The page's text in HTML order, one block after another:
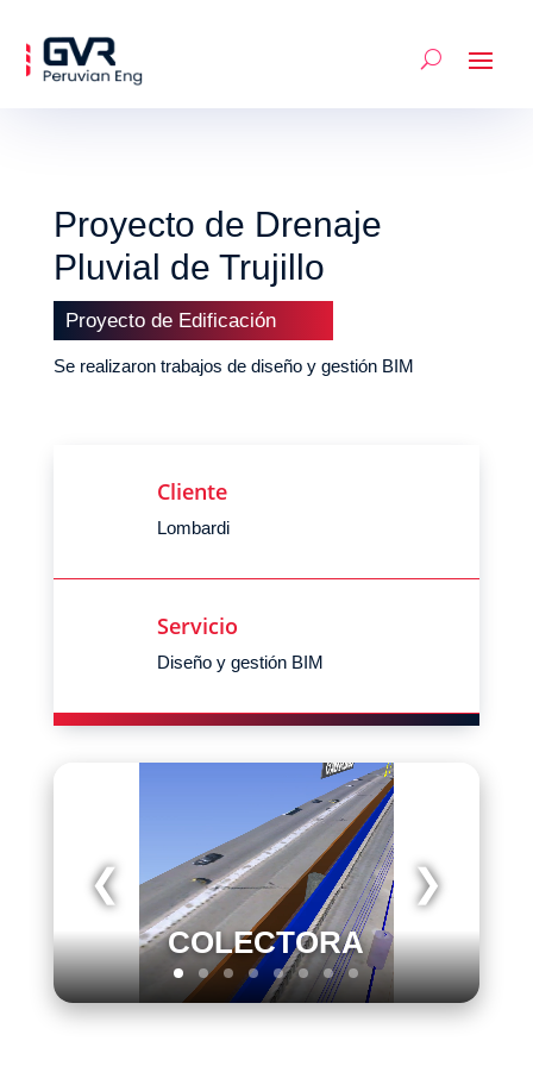
Proyecto de Drenaje
Pluvial de Trujillo
Proyecto de Edificación
Se realizaron trabajos de diseño y gestión BIM
Cliente
Lombardi
Servicio
Diseño y gestión BIM
COLECTORA
❮ ❯